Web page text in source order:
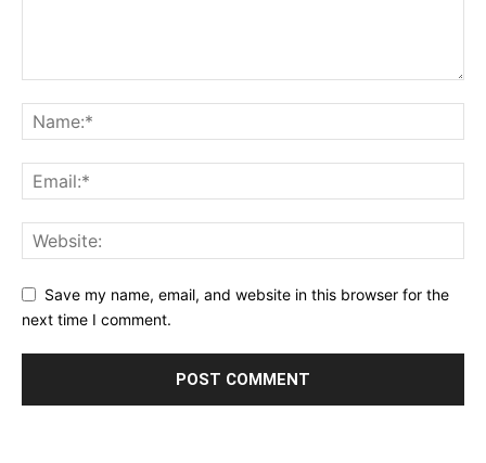
Save my name, email, and website in this browser for the
next time I comment.